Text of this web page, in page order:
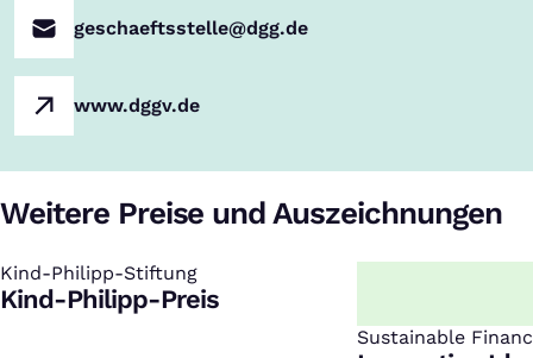
geschaeftsstelle@dgg.de
www.dggv.de
Weitere Preise und Auszeichnungen
Kind-Philipp-Stiftung
:
Kind-Philipp-Preis
Sustainable
: